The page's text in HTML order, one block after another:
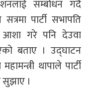
सम्बोधन गर्दै
पार्टी सभापति
गरे पनि देउवा
बताए । उद्घाटन
थापाले पार्टी
सुझाए ।